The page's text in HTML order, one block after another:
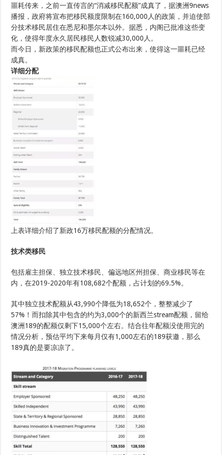
额
锐
减
三
各
类
噩耗传来，之前一直传言的“消减移民配额”成真了，据澳洲9news
播报，政府将宣布把移民额度限制在160,000人的政策，并迫使部
分技术移民居住在悉尼和墨尔本以外。据悉，内阁已批准这些变
化，使得年度永久居民移民人数锐减30,000人。
而今日，新政策的移民配额也正式公布出来，使得这一噩耗已经
成真。
详细分配
上表详细介绍了新政16万移民配额的分配情况。
技术类移民
包括雇主担保、独立技术移民、偏远地区州担保、商业移民等在
内，在2019-2020年有108,682个配额，占计划的69.5%。
其中独立技术配额从43,990个降低为18,652个，整整减少了
57%！而扣除其中包含的约为3,000个的新西兰stream配额，留给
澳洲189的配额仅剩下15,000个左右。结合往年配额没使用完的
情况分析，预估平均下来每月仅有1,000左右的189获邀，那么
189真的是要凉凉了。